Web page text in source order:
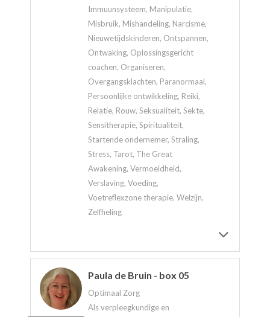
Immuunsysteem, Manipulatie,
Misbruik, Mishandeling, Narcisme,
Nieuwetijdskinderen, Ontspannen,
Ontwaking, Oplossingsgericht
coachen, Organiseren,
Overgangsklachten, Paranormaal,
Persoonlijke ontwikkeling, Reiki,
Relatie, Rouw, Seksualiteit, Sekte,
Sensitherapie, Spiritualiteit,
Startende ondernemer, Straling,
Stress, Tarot, The Great
Awakening, Vermoeidheid,
Verslaving, Voeding,
Voetreflexzone therapie, Welzijn,
Zelfheling
Paula de Bruin - box 05
Optimaal Zorg
Als verpleegkundige en